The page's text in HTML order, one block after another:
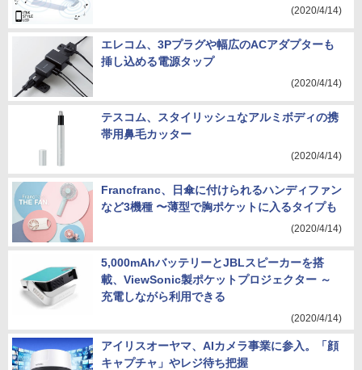
(2020/4/14)
エレコム、3Pプラグや幅広のACアダプターも
挿し込める電源タップ
(2020/4/14)
テスコム、スタイリッシュなアルミボディの携
帯用鼻毛カッター
(2020/4/14)
Francfranc、日傘に付けられるハンディファン
など3機種 〜薄型で胸ポケットに入るタイプも
(2020/4/14)
5,000mAhバッテリーとJBLスピーカーを搭
載、ViewSonic製ポケットプロジェクター ～
充電しながら利用できる
(2020/4/14)
アイリスオーヤマ、AIカメラ事業に参入。「顔
キャプチャ」やレジ待ち把握